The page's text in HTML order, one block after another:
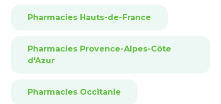
Pharmacies Hauts-de-France
Pharmacies Provence-Alpes-Côte
d'Azur
Pharmacies Occitanie